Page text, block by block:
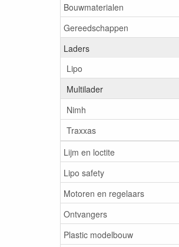
Bouwmaterialen
Gereedschappen
Laders
Lipo
Multilader
Nimh
Traxxas
Lijm en loctite
Lipo safety
Motoren en regelaars
Ontvangers
Plastic modelbouw